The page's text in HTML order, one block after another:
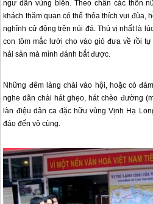
ngư dân vùng biển. Theo chân các thôn
khách thăm quan có thể thỏa thích vui đùa,
nghĩnh cử động trên núi đá. Thú vị nhất là
con tôm mắc lưới cho vào giỏ đưa về rồi
hải sản mà mình đánh bắt được.
Những đêm làng chài vào hội, hoặc có
nghe dân chài hát ghẹo, hát chèo đường
làn điệu dân ca đặc hữu vùng Vịnh Hạ
đáo đến vô cùng.